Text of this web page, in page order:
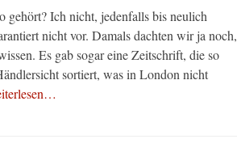
gehört? Ich nicht, jedenfalls bis neulich
nicht vor. Damals dachten wir ja noch,
Es gab sogar eine Zeitschrift, die so
sortiert, was in London nicht